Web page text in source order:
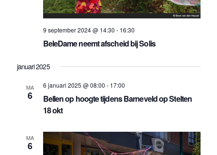
9 september 2024 @ 14:30 - 16:30
BeleDame neemt afscheid bij Solis
januari 2025
MA
6
6 januari 2025 @ 08:00 - 17:00
Bellen op hoogte tijdens Barneveld op Stelten
18 okt
MA
6